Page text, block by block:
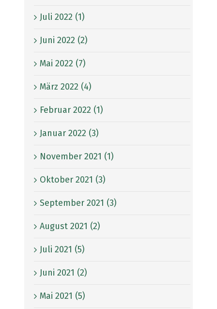
Juli 2022 (1)
Juni 2022 (2)
Mai 2022 (7)
März 2022 (4)
Februar 2022 (1)
Januar 2022 (3)
November 2021 (1)
Oktober 2021 (3)
September 2021 (3)
August 2021 (2)
Juli 2021 (5)
Juni 2021 (2)
Mai 2021 (5)